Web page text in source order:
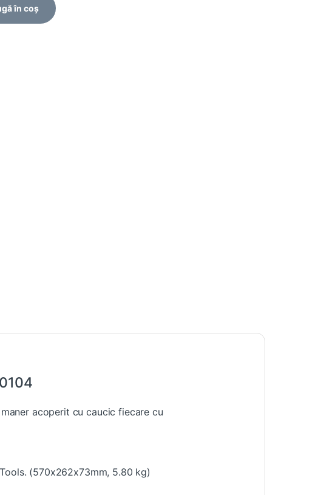
în coș
acoperit cu caucic fiecare cu
(570x262x73mm, 5.80 kg)